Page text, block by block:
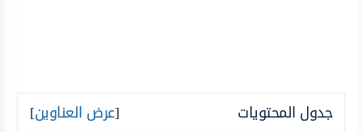
جدول المحتويات [عرض العناوين]